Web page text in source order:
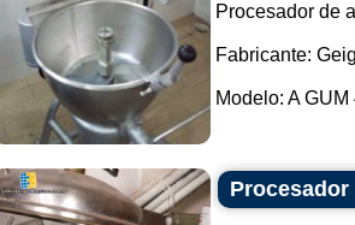
Procesador de
Fabricante:
Modelo: A GUM